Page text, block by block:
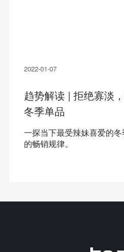
2022-01-07
趋势解读 | 拒绝寡淡
冬季单品
一探当下最受辣妹喜爱的
的畅销规律。